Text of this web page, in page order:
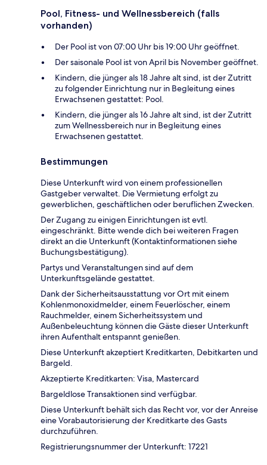
Pool, Fitness- und Wellnessbereich (falls
vorhanden)
Der Pool ist von 07:00 Uhr bis 19:00 Uhr geöffnet.
Der saisonale Pool ist von April bis November geöffnet.
Kindern, die jünger als 18 Jahre alt sind, ist der Zutritt
zu folgender Einrichtung nur in Begleitung eines
Erwachsenen gestattet: Pool.
Kindern, die jünger als 16 Jahre alt sind, ist der Zutritt
zum Wellnessbereich nur in Begleitung eines
Erwachsenen gestattet.
Bestimmungen
Diese Unterkunft wird von einem professionellen
Gastgeber verwaltet. Die Vermietung erfolgt zu
gewerblichen, geschäftlichen oder beruflichen Zwecken.
Der Zugang zu einigen Einrichtungen ist evtl.
eingeschränkt. Bitte wende dich bei weiteren Fragen
direkt an die Unterkunft (Kontaktinformationen siehe
Buchungsbestätigung).
Partys und Veranstaltungen sind auf dem
Unterkunftsgelände gestattet.
Dank der Sicherheitsausstattung vor Ort mit einem
Kohlenmonoxidmelder, einem Feuerlöscher, einem
Rauchmelder, einem Sicherheitssystem und
Außenbeleuchtung können die Gäste dieser Unterkunft
ihren Aufenthalt entspannt genießen.
Diese Unterkunft akzeptiert Kreditkarten, Debitkarten und
Bargeld.
Akzeptierte Kreditkarten: Visa, Mastercard
Bargeldlose Transaktionen sind verfügbar.
Diese Unterkunft behält sich das Recht vor, vor der Anreise
eine Vorabautorisierung der Kreditkarte des Gasts
durchzuführen.
Registrierungsnummer der Unterkunft: 17221